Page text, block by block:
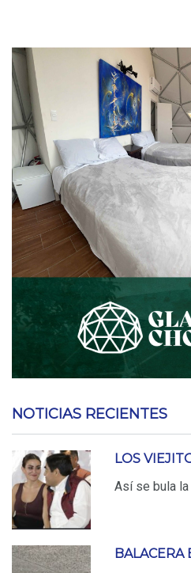
NOTICIAS RECIENTES
LOS
Así se bula
BALACERA